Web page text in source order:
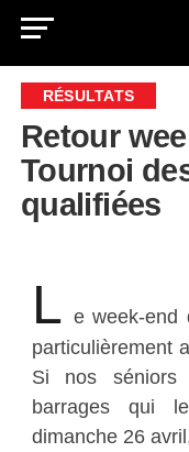
RÉSULTATS
Retour
Tournoi
qualifiées
L e week-end
particulièrement
Si nos
barrages qui
dimanche 26 avril